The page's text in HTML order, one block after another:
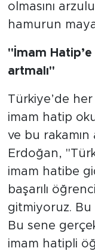
olmasını
hamurun
"İmam Hatip’e
artmalı"
Türkiye’de
imam hatip
ve bu
Erdoğan,
imam hatibe
başarılı
gitmiyoruz. Bu
Bu sene
imam hatipli